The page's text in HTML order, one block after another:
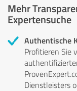
Mehr
Expertensuche
Authentische
Profitieren Sie
Dienstleisters